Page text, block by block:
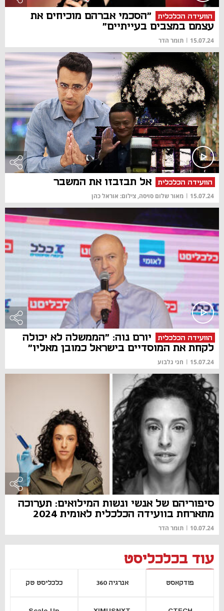
הוועידה הכלכלית
"הסכמי אברהם מוכיחים את
עצמם במצבים בעייתיים"
15.07.24
| תומר הדר
הוועידה הכלכלית אל תבזבזו את המשבר
15.07.24
| מאור שלום סויסה, צילום: אוראל כהן
הוועידה הכלכלית
יורם נוה: "הממשלה לא יכולה
לקחת את המוסדיים בישראל כמובן מאליו"
15.07.24
| חגי גלבוע
סיפוריהם של אנשי ונשות המילואים: תערוכה
מתארחת בוועידה הכלכלית לאומית 2024
10.07.24
| תומר הדר
עוד בכלכליסט
פודקאסט אנרגיה 360 כלכליסט טק